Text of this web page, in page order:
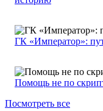
ГК «Император»:
Помощь не по
Посмотреть все